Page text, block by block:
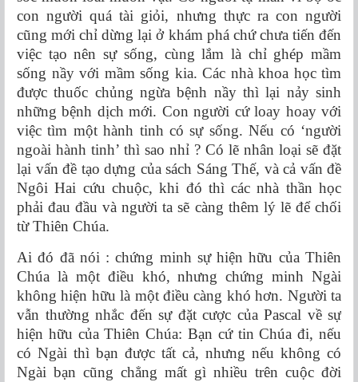
con người quá tài giỏi, nhưng thực ra con người
cũng mới chỉ dừng lại ở khám phá chứ chưa tiến đến
việc tạo nên sự sống, cùng lắm là chỉ ghép mầm
sống nầy với mầm sống kia. Các nhà khoa học tìm
được thuốc chủng ngừa bệnh nầy thì lại nảy sinh
những bệnh dịch mới. Con người cứ loay hoay với
việc tìm một hành tinh có sự sống. Nếu có ‘người
ngoài hành tinh’ thì sao nhỉ ? Có lẽ nhân loại sẽ đặt
lại vấn đề tạo dựng của sách Sáng Thế, và cả vấn đề
Ngôi Hai cứu chuộc, khi đó thì các nhà thần học
phải đau đầu và người ta sẽ càng thêm lý lẽ để chối
từ Thiên Chúa.
Ai đó đã nói : chứng minh sự hiện hữu của Thiên
Chúa là một điều khó, nhưng chứng minh Ngài
không hiện hữu là một điều càng khó hơn. Người ta
vẫn thường nhắc đến sự đặt cược của Pascal về sự
hiện hữu của Thiên Chúa: Bạn cứ tin Chúa đi, nếu
có Ngài thì bạn được tất cả, nhưng nếu không có
Ngài bạn cũng chẳng mất gì nhiều trên cuộc đời